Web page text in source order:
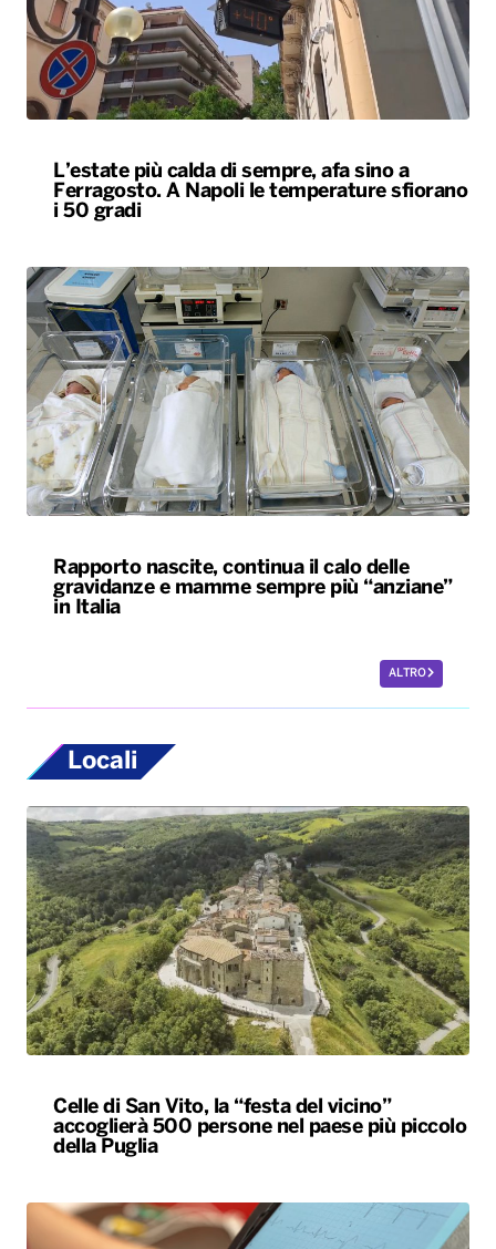
L’estate più calda di sempre, afa sino a
Ferragosto. A Napoli le temperature sfiorano
i 50 gradi
Rapporto nascite, continua il calo delle
gravidanze e mamme sempre più “anziane”
in Italia
ALTRO
Locali
Celle di San Vito, la “festa del vicino”
accoglierà 500 persone nel paese più piccolo
della Puglia